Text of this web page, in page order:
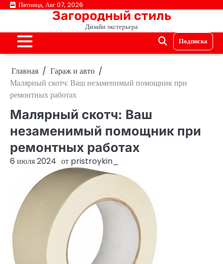
ПерейтиПятница, Авг 07, 2026
Загородный стиль
Дизайн экстерьера
Подписка
Главная
Гараж и авто
Малярный скотч: Ваш незаменимый помощник при
ремонтных работах
Малярный скотч: Ваш
незаменимый помощник при
ремонтных работах
6 июля 2024 от pristroykin_